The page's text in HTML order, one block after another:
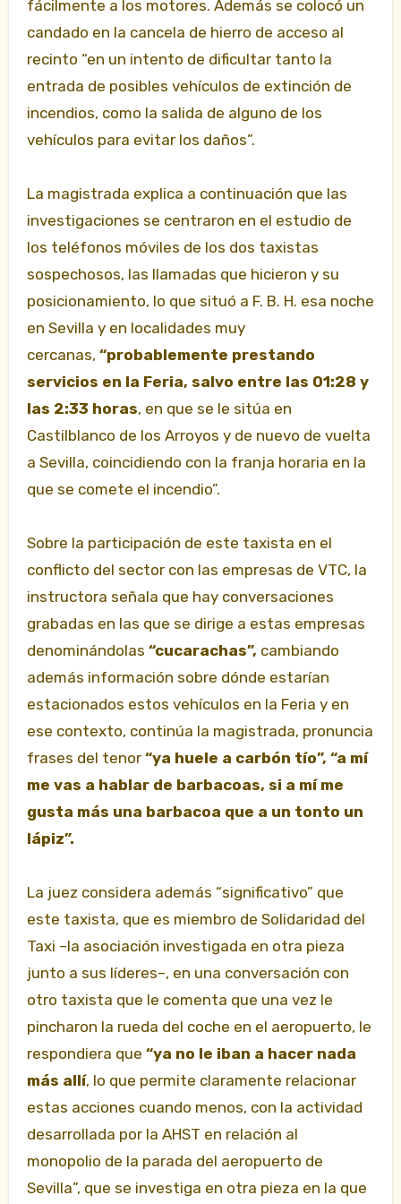
fácilmente a los motores. Además se colocó un
candado en la cancela de hierro de acceso al
recinto “en un intento de dificultar tanto la
entrada de posibles vehículos de extinción de
incendios, como la salida de alguno de los
vehículos para evitar los daños”.
La magistrada explica a continuación que las
investigaciones se centraron en el estudio de
los teléfonos móviles de los dos taxistas
sospechosos, las llamadas que hicieron y su
posicionamiento, lo que situó a F. B. H. esa noche
en Sevilla y en localidades muy
cercanas, “probablemente prestando
servicios en la Feria, salvo entre las 01:28 y
las 2:33 horas, en que se le sitúa en
Castilblanco de los Arroyos y de nuevo de vuelta
a Sevilla, coincidiendo con la franja horaria en la
que se comete el incendio”.
Sobre la participación de este taxista en el
conflicto del sector con las empresas de VTC, la
instructora señala que hay conversaciones
grabadas en las que se dirige a estas empresas
denominándolas “cucarachas”, cambiando
además información sobre dónde estarían
estacionados estos vehículos en la Feria y en
ese contexto, continúa la magistrada, pronuncia
frases del tenor “ya huele a carbón tío”, “a mí
me vas a hablar de barbacoas, si a mí me
gusta más una barbacoa que a un tonto un
lápiz”.
La juez considera además “significativo” que
este taxista, que es miembro de Solidaridad del
Taxi –la asociación investigada en otra pieza
junto a sus líderes–, en una conversación con
otro taxista que le comenta que una vez le
pincharon la rueda del coche en el aeropuerto, le
respondiera que “ya no le iban a hacer nada
más allí, lo que permite claramente relacionar
estas acciones cuando menos, con la actividad
desarrollada por la AHST en relación al
monopolio de la parada del aeropuerto de
Sevilla”, que se investiga en otra pieza en la que